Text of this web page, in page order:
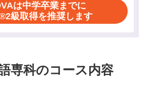
は中学卒業までに
級取得を推奨します
専科のコース内容